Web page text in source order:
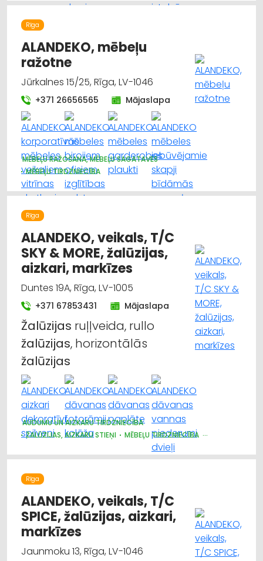
Rīga
ALANDEKO, mēbeļu
ražotne
Jūrkalnes 15/25, Rīga, LV-1046
+371 26656565 Mājaslapa
MĒBEĻU RAŽOŠANA, MĒBEĻU SAGATAVES
MĒBEĻU TIRDZNIECĪBA
DIZAINS UN INTERJERS; PRIEKŠMETI UN PAKALPOJUMI
GALDNIEKU DARBI
KOKAPSTRĀDE
Rīga
ALANDEKO, veikals, T/C
SKY & MORE, žalūzijas,
aizkari, markīzes
Duntes 19A, Rīga, LV-1005
+371 67853431 Mājaslapa
Žalūzijas ruļļveida, rullo
žalūzijas, horizontālās
žalūzijas
AUDUMU UN AIZKARU TIRDZNIECĪBA
ŽALŪZIJAS, AIZKARU STIEŅI
MĒBEĻU TIRDZNIECĪBA
DIZAINS UN INTERJERS; PRIEKŠMETI UN PAKALPOJUMI
MARKĪZES
TRAUKI
APGAISMES TEHNIKAS TIRDZNIECĪBA
SUVENĪRI, DĀVANAS
Rīga
ALANDEKO, veikals, T/C
SPICE, žalūzijas, aizkari,
markīzes
Jaunmoku 13, Rīga, LV-1046